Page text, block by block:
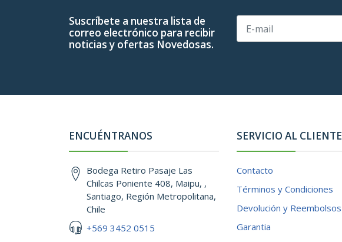
Suscríbete a nuestra lista de
correo electrónico para recibir
noticias y ofertas Novedosas.
ENCUÉNTRANOS
Bodega Retiro Pasaje Las
Chilcas Poniente 408, Maipu, ,
Santiago, Región Metropolitana,
Chile
+569 3452 0515
SERVICIO AL CLIENTE
Contacto
Términos y Condiciones
Devolución y Reembolsos
Garantia